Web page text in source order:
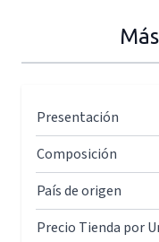
Presentación
Composición
País de origen
Precio Tienda por